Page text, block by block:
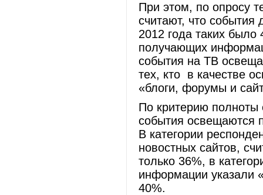
При этом, по опросу
считают, что
2012 года таких было
получающих
события на ТВ
тех, кто в качестве
«блоги, форумы и
По критерию полноты
события освещаются
В категории
новостных сайтов,
только 36%, в
информации указали
40%.